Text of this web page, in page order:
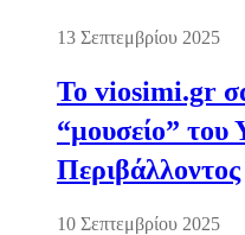
13 Σεπτεμβρίου 2025
Το viosimi.gr
“μουσείο” του
Περιβάλλοντος
10 Σεπτεμβρίου 2025